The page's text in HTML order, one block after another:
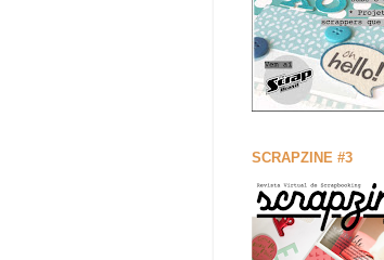
SCRAPZINE #3